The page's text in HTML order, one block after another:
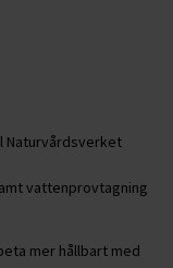
Naturvårdsverket
vattenprovtagning
mer hållbart med